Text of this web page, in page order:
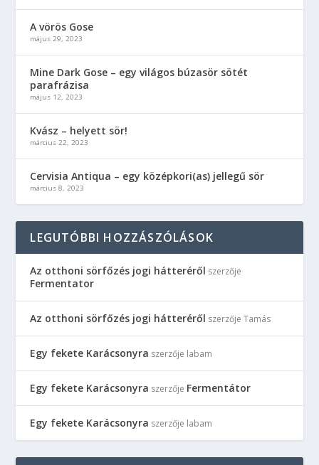
A vörös Gose
május 29, 2023
Mine Dark Gose – egy világos búzasör sötét
parafrázisa
május 12, 2023
Kvász – helyett sör!
március 22, 2023
Cervisia Antiqua – egy középkori(as) jellegű sör
március 8, 2023
LEGUTÓBBI HOZZÁSZÓLÁSOK
Az otthoni sörfőzés jogi hátteréről szerzője
Fermentator
Az otthoni sörfőzés jogi hátteréről szerzőjeTamás
Egy fekete Karácsonyra szerzője labam
Egy fekete Karácsonyra szerzője Fermentátor
Egy fekete Karácsonyra szerzője labam